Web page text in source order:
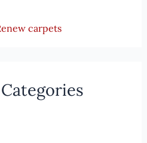
carpets